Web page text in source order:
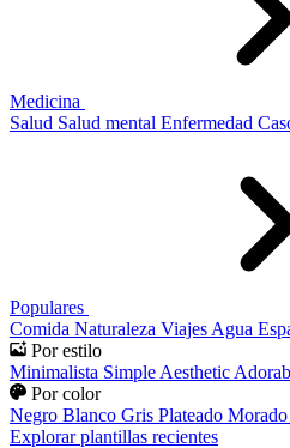
Medicina
Salud Salud mental Enfermedad
Populares
Comida Naturaleza Viajes Agua
Por estilo
Minimalista Simple Aesthetic
Por color
Negro Blanco Gris Plateado Morado
Explorar plantillas recientes